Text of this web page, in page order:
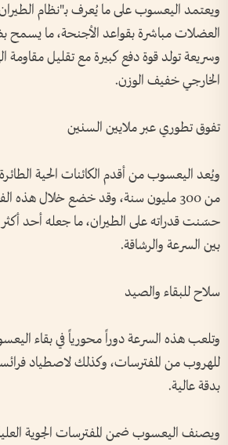
ويعتمد اليعسوب على ما يُعرف بـ"نظام
العضلات مباشرة بقواعد الأجنحة، ما يسمح
وسريعة تولد قوة دفع كبيرة مع تقليل مقاومة
الخارجي خفيف الوزن.
تفوق تطوري عبر ملايين السنين
ويُعد اليعسوب من أقدم الكائنات الحية
من 300 مليون سنة، وقد خضع خلال هذه
حسّنت قدراته على الطيران، ما جعله أحد
بين السرعة والرشاقة.
سلاح للبقاء والصيد
وتلعب هذه السرعة دوراً محورياً في بقاء
للهروب من المفترسات، وكذلك لاصطياد
بدقة عالية.
ويصنف اليعسوب ضمن المفترسات الجوية